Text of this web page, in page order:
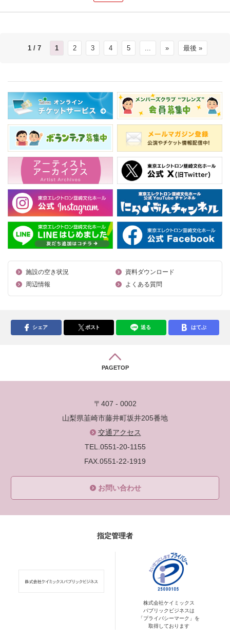
1 / 7 1 2 3 4 5 » 最後 »
施設の空き状況
資料ダウンロード
周辺情報
よくある質問
シェア ポスト 送る はてぶ
PAGETOP
〒407 - 0002
山梨県韮崎市藤井町坂井205番地
交通アクセス
TEL.0551-20-1155
FAX.0551-22-1919
お問い合わせ
指定管理者
株式会社ケイミックス
パブリックビジネスは
「プライバシーマーク」を
取得しております